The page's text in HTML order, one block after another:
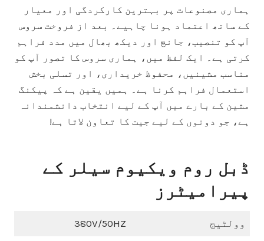
ہماری مصنوعات پر بہترین کارکردگی اور معیار
کے ساتھ اعتماد ہونا چاہیے۔ بعد از فروخت سروس
آپ کو تنصیب، جانچ اور دیکھ بھال میں مدد فراہم
کرتی ہے۔ ایک لفظ میں، ہماری سروس کا تصور آپ کو
مناسب مشینیں، محفوظ خریداری، اور تسلی بخش
استعمال فراہم کرنا ہے۔ ہمیں یقین ہے کہ پیکنگ
مشین کے بارے میں آپ کے لیے انتخاب دانشمندانہ
ہے، جو دونوں کے لیے جیت کا تعاون لاتا ہے!
ڈبل روم ویکیوم سیلر کے
پیرامیٹرز
وولٹیج 380V/50HZ